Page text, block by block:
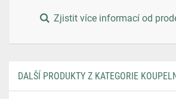
Zjistit více informací od
DALŠÍ PRODUKTY Z KATEGORIE